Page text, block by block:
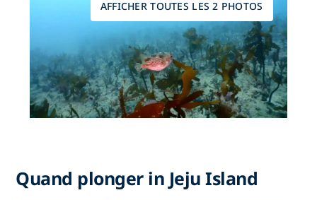
AFFICHER TOUTES LES 2 PHOTOS
Quand plonger in Jeju Island